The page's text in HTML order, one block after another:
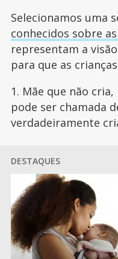
Selecionamos uma
conhecidos sobre
representam a
para que as
1. Mãe que não
pode ser chamada
verdadeiramente
DESTAQUES